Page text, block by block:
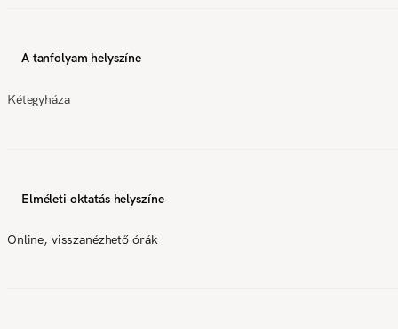
A tanfolyam helyszíne
Kétegyháza
Elméleti oktatás helyszíne
Online, visszanézhető órák